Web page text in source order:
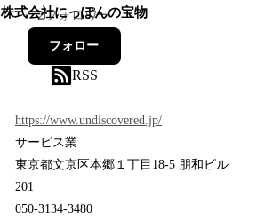
株式会社にっぽんの宝物
2フォロワー
フォロー
RSS
https://www.undiscovered.jp/
サービス業
東京都文京区本郷１丁目18-5 朋和ビル
201
050-3134-3480